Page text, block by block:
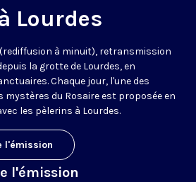
Lourdes
à minuit), retransmission
la grotte de Lourdes, en
Chaque jour, l'une des
du Rosaire est proposée en
les pèlerins à Lourdes.
l'émission
l'émission